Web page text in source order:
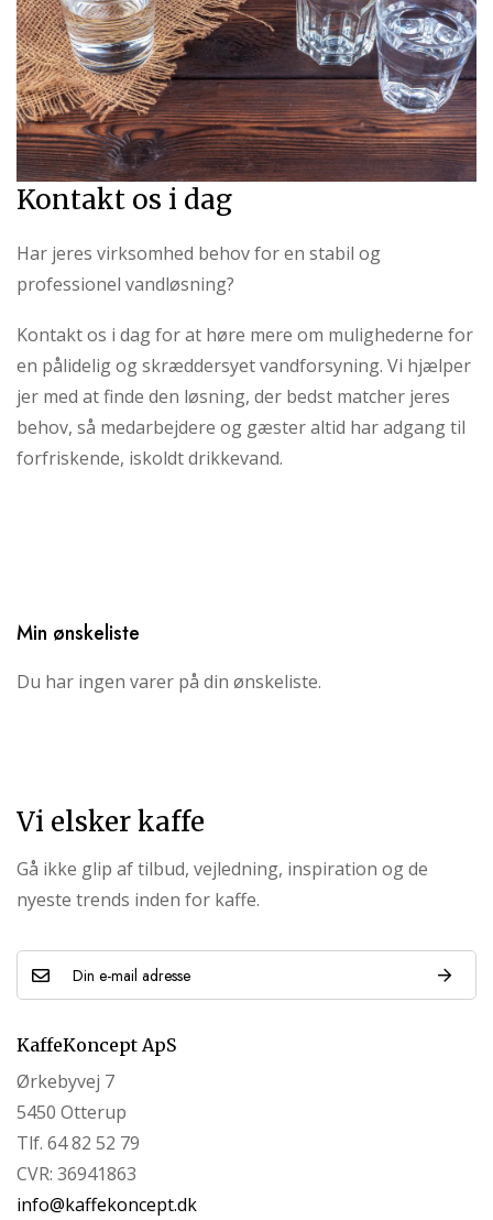
Kontakt os i dag
Har jeres virksomhed behov for en stabil og
professionel vandløsning?
Kontakt os i dag for at høre mere om mulighederne for
en pålidelig og skræddersyet vandforsyning. Vi hjælper
jer med at finde den løsning, der bedst matcher jeres
behov, så medarbejdere og gæster altid har adgang til
forfriskende, iskoldt drikkevand.
Min ønskeliste
Du har ingen varer på din ønskeliste.
Vi elsker kaffe
Gå ikke glip af tilbud, vejledning, inspiration og de
nyeste trends inden for kaffe.
KaffeKoncept ApS
Ørkebyvej 7
5450 Otterup
Tlf. 64 82 52 79
CVR: 36941863
info@kaffekoncept.dk